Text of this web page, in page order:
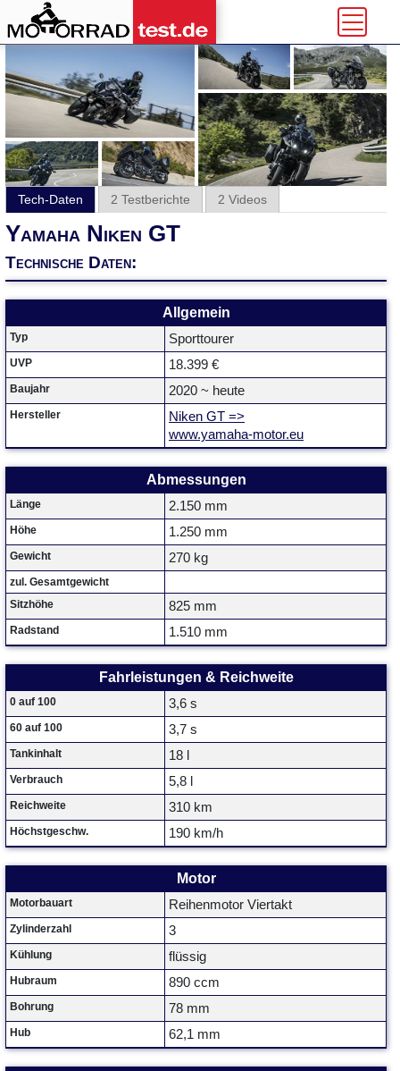
Tech-Daten 2 Testberichte 2 Videos
Yamaha Niken GT
Technische Daten:
Allgemein
Typ Sporttourer
UVP 18.399 €
Baujahr 2020 ~ heute
Hersteller
Niken GT =>
www.yamaha-motor.eu
Abmessungen
Länge 2.150 mm
Höhe 1.250 mm
Gewicht 270 kg
zul. Gesamtgewicht
Sitzhöhe
825 mm
Radstand 1.510 mm
Fahrleistungen & Reichweite
0 auf 100 3,6 s
60 auf 100 3,7 s
Tankinhalt 18 l
Verbrauch 5,8 l
Reichweite 310 km
Höchstgeschw. 190 km/h
Motor
Motorbauart Reihenmotor Viertakt
Zylinderzahl 3
Kühlung flüssig
Hubraum 890 ccm
Bohrung 78 mm
Hub 62,1 mm